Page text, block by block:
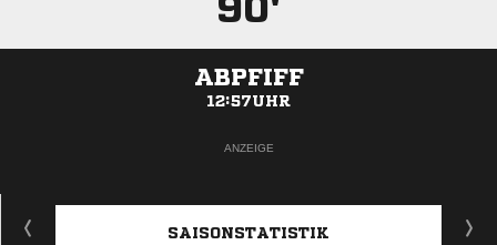
90'
ABPFIFF
12:57UHR
ANZEIGE
SAISONSTATISTIK